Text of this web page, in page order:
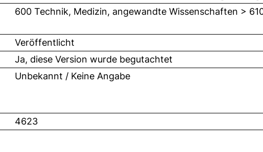
600 Technik, Medizin, angewandte Wissenschaften >
Veröffentlicht
Ja, diese Version wurde begutachtet
Unbekannt / Keine Angabe
4623